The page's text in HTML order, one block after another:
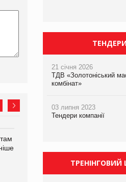
21 січня 2026
ТДВ «Золотоніський
комбінат»
03 липня 2023
Тендери компанії
ТРЕНІНГОВИЙ